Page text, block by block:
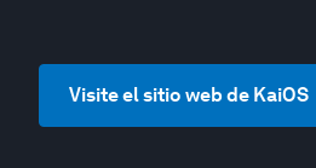
Visite el sitio web de KaiOS